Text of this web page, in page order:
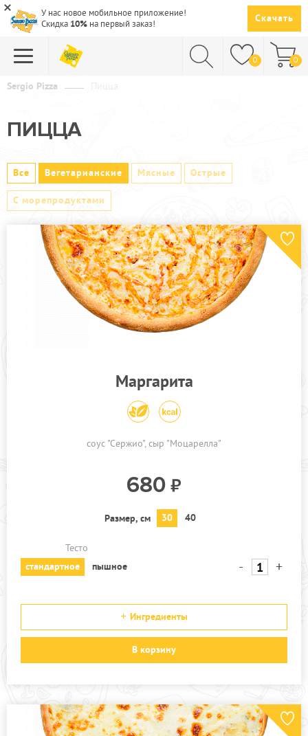
У нас новое мобильное приложение!
Скидка 10% на первый заказ! Скачать
0 0
ПАСТА
СУПЫ
НАПИТКИ
ДЕСЕРТЫ
ПРОЧЕЕ
Sergio Pizza
ПИЦЦА
Все Вегетарианские Мясные Острые
С морепродуктами
Маргарита
соус "Сержио" сыр "Моцарелла"
680
Размер, см 30 40
Тесто
стандартное
пышное - +
Ингредиенты
В корзину